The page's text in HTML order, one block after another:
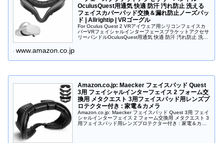
OculusQuest用通気 快適 防汗 汚れ防止 洗える
フェイスカバーパッド交換＆漏れ防止ノーズパッ
ド | Allrightip | VRゴーグル
For Oculus Quest 2 VRアイウェア用シリコンフェイスカ
バーVRフェイシャルインターフェースブラケットアクセサ
リーバンドルOculusQuest用通気 快適 防汗 汚れ防止 洗え
www.amazon.co.jp
Amazon.co.jp: Maecker フェイスパッド Quest
3用 フェイシャルインターフェイス 2 フォーム交
換用 メタクエスト 3用フェイスパッド用レンズプ
ロテクター付き : 家電＆カメラ
Amazon.co.jp: Maecker フェイスパッド Quest 3用 フェイ
シャルインターフェイス 2 フォーム交換用 メタクエスト 3
用フェイスパッド用レンズプロテクター付き : 家電＆カメ